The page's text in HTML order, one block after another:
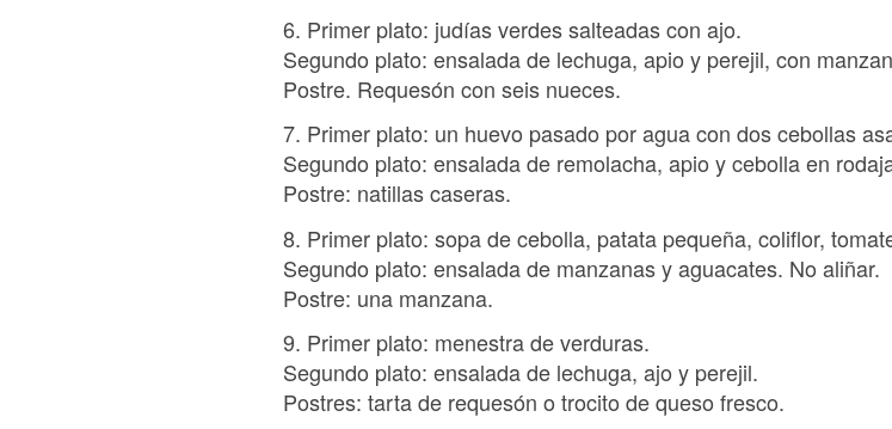
6. Primer plato: judías verdes salteadas con ajo.
Segundo plato: ensalada de lechuga, apio y perejil, con
Postre. Requesón con seis nueces.
7. Primer plato: un huevo pasado por agua con dos cebollas
Segundo plato: ensalada de remolacha, apio y cebolla en
Postre: natillas caseras.
8. Primer plato: sopa de cebolla, patata pequeña, coliflor,
Segundo plato: ensalada de manzanas y aguacates. No aliñar.
Postre: una manzana.
9. Primer plato: menestra de verduras.
Segundo plato: ensalada de lechuga, ajo y perejil.
Postres: tarta de requesón o trocito de queso fresco.